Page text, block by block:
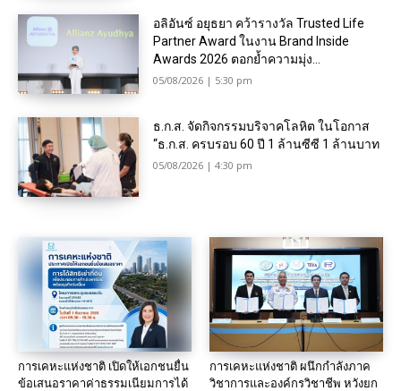
อลิอันซ์ อยุธยา คว้ารางวัล Trusted Life
Partner Award ในงาน Brand Inside
Awards 2026 ตอกย้ำความมุ่ง...
05/08/2026 | 5:30 pm
ธ.ก.ส. จัดกิจกรรมบริจาคโลหิต ในโอกาส
“ธ.ก.ส. ครบรอบ 60 ปี 1 ล้านซีซี 1 ล้านบาท
05/08/2026 | 4:30 pm
การเคหะแห่งชาติ เปิดให้เอกชนยื่น
ข้อเสนอราคาค่าธรรมเนียมการได้
การเคหะแห่งชาติ ผนึกกำลังภาค
วิชาการและองค์กรวิชาชีพ หวังยก